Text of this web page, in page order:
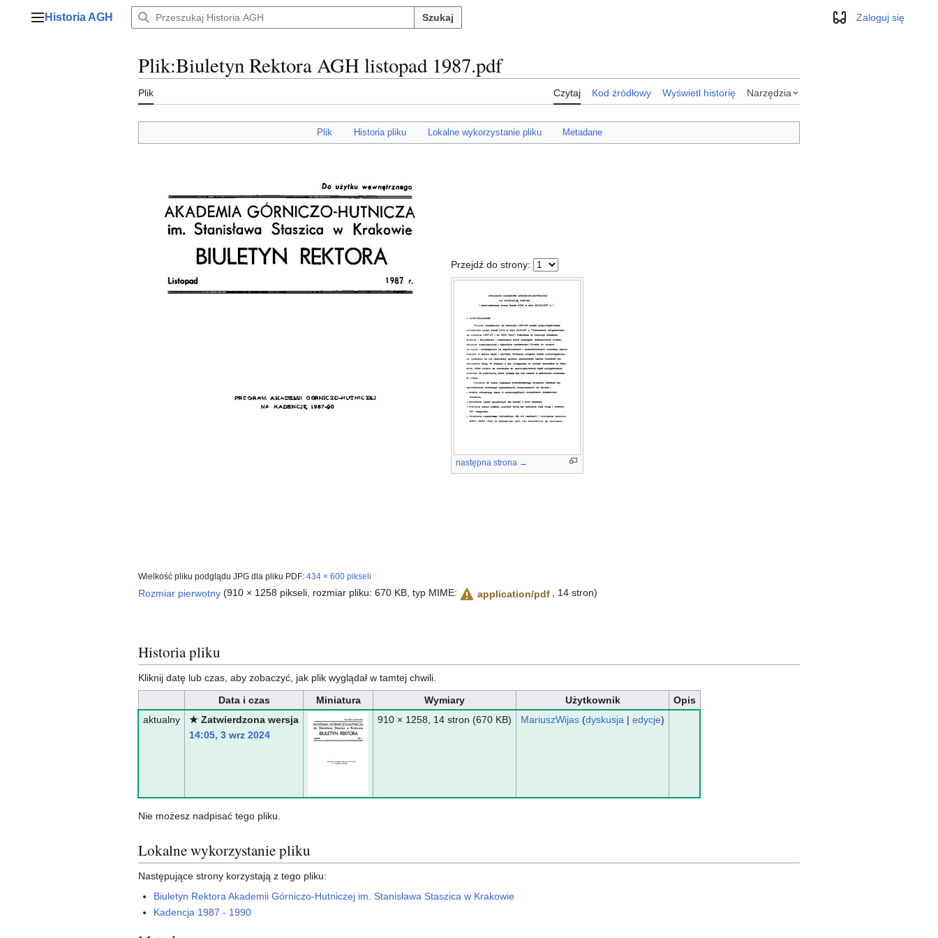
Menu główne
Historia AGH Szukaj WyglądZaloguj się
Plik:Biuletyn Rektora AGH listopad 1987.pdf
Plik Czytaj Kod źródłowy Wyświetl historię Narzędzia
Plik Historia pliku Lokalne wykorzystanie pliku Metadane
Wielkość pliku podglądu JPG dla pliku PDF: 434 × 600 pikseli
Przejdź do strony:
następna strona →
Rozmiar pierwotny (910 × 1258 pikseli, rozmiar pliku: 670 KB, typ MIME: application/pdf , 14 stron)
Historia pliku
Kliknij datę lub czas, aby zobaczyć, jak plik wyglądał w tamtej chwili.
Data i czas
Miniatura Wymiary Użytkownik
Opis
aktualny
★ Zatwierdzona wersja
14:05, 3 wrz 2024
910 × 1258, 14 stron (670 KB) MariuszWijas (dyskusja | edycje)
Nie możesz nadpisać tego pliku.
Lokalne wykorzystanie pliku
Następujące strony korzystają z tego pliku:
Biuletyn Rektora Akademii Górniczo-Hutniczej im. Stanisława Staszica w Krakowie
Kadencja 1987 - 1990